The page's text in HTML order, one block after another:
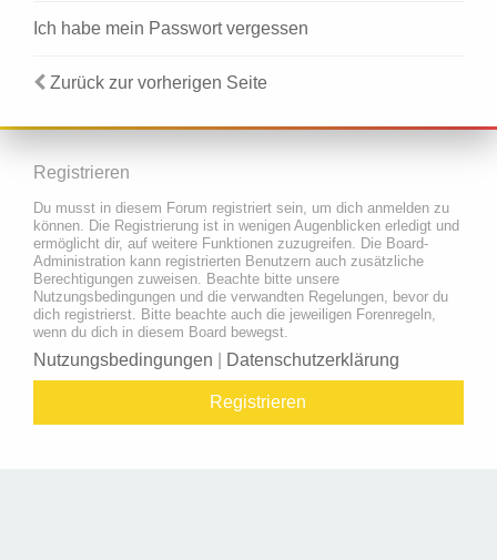
Ich habe mein Passwort vergessen
Zurück zur vorherigen Seite
Registrieren
Du musst in diesem Forum registriert sein, um dich anmelden zu
können. Die Registrierung ist in wenigen Augenblicken erledigt und
ermöglicht dir, auf weitere Funktionen zuzugreifen. Die Board-
Administration kann registrierten Benutzern auch zusätzliche
Berechtigungen zuweisen. Beachte bitte unsere
Nutzungsbedingungen und die verwandten Regelungen, bevor du
dich registrierst. Bitte beachte auch die jeweiligen Forenregeln,
wenn du dich in diesem Board bewegst.
Nutzungsbedingungen Datenschutzerklärung
Registrieren